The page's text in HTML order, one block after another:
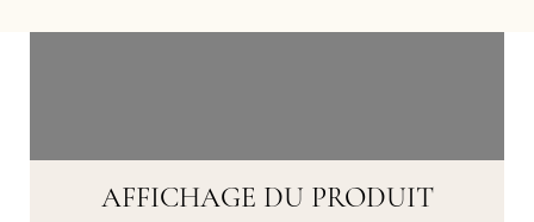
AFFICHAGE DU PRODUIT